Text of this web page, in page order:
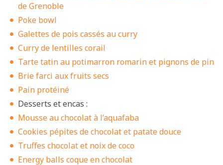
de Grenoble
Poke bowl
Galettes de pois cassés au curry
Curry de lentilles corail
Tarte tatin au potimarron romarin et pignons de pin
Brie farci aux fruits secs
Pain protéiné
Desserts et encas :
Mousse au chocolat à l’aquafaba
Cookies pépites de chocolat et patate douce
Truffes chocolat et noix de coco
Energy balls coque en chocolat